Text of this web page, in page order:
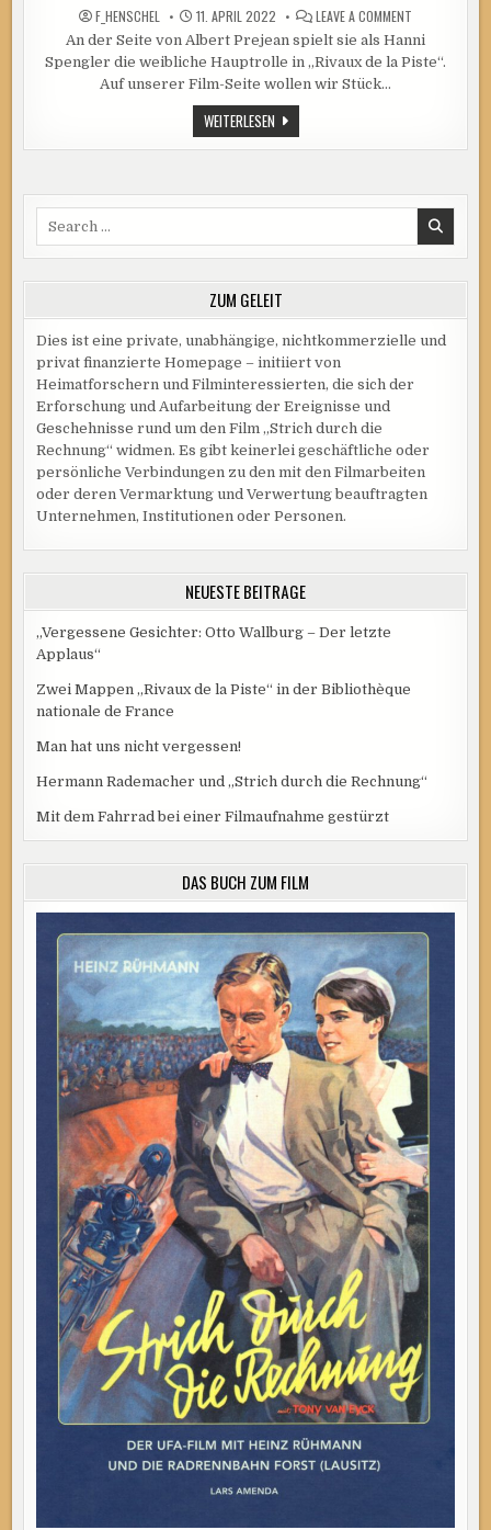
F_HENSCHEL 11. APRIL 2022 LEAVE A COMMENT
FERNEY
–
LEIDER
An der Seite von Albert Prejean spielt sie als Hanni
Spengler die weibliche Hauptrolle in „Rivaux de la Piste“.
Auf unserer Film-Seite wollen wir Stück…
WEITERLESENJEANNETTE
FERNEY
–
ÜBER
SIE
ZUM GELEIT
Dies ist eine private, unabhängige, nichtkommerzielle und
privat finanzierte Homepage – initiiert von
Heimatforschern und Filminteressierten, die sich der
Erforschung und Aufarbeitung der Ereignisse und
Geschehnisse rund um den Film „Strich durch die
Rechnung“ widmen. Es gibt keinerlei geschäftliche oder
persönliche Verbindungen zu den mit den Filmarbeiten
oder deren Vermarktung und Verwertung beauftragten
Unternehmen, Institutionen oder Personen.
NEUESTE BEITRÄGE
„Vergessene Gesichter: Otto Wallburg – Der letzte
Applaus“
Zwei Mappen „Rivaux de la Piste“ in der Bibliothèque
nationale de France
Man hat uns nicht vergessen!
Hermann Rademacher und „Strich durch die Rechnung“
Mit dem Fahrrad bei einer Filmaufnahme gestürzt
DAS BUCH ZUM FILM